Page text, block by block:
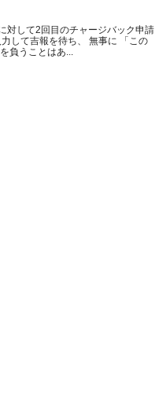
対して2回目のチャージバック申請
して吉報を待ち、 無事に 「この
負うことはあ...